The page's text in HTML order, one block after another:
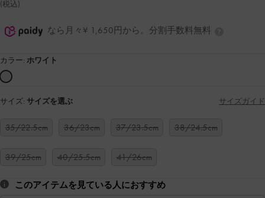
(税込)
なら月々¥ 1,650円から。分割手数料無料
カラー: ホワイト
サイズ: サイズを選ぶ サイズガイド
35/22.5cm 36/23cm 37/23.5cm 38/24.5cm
39/25cm 40/25.5cm 41/26cm
このアイテムを見ている人におすすめ